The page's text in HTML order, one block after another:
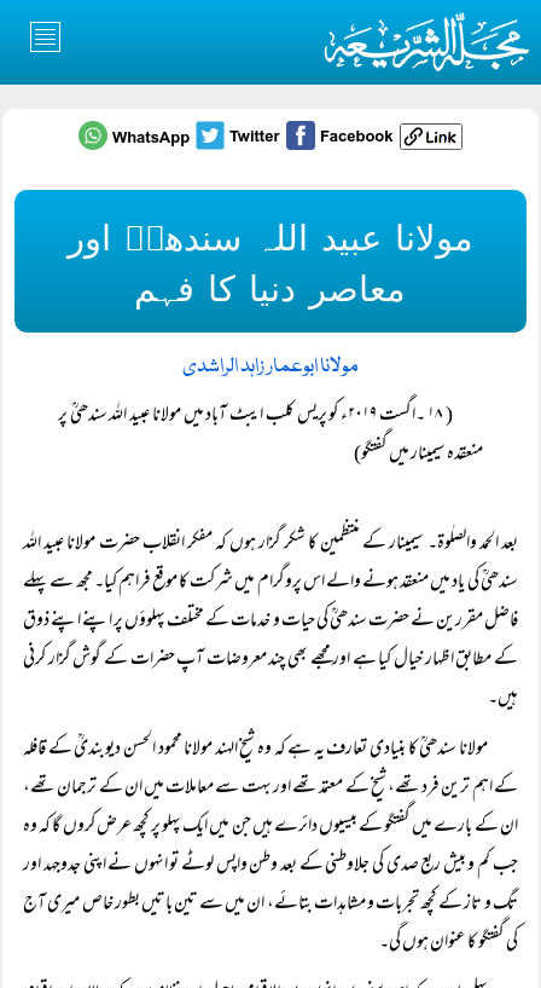
مولانا عبید اللہ سندھیؒ اور
معاصر دنیا کا فہم
مولانا ابوعمار زاہد الراشدی
( ۱۸ ۔اگست ۲۰۱۹ء کو پریس کلب ایبٹ آباد میں مولانا عبید اللہ سندھیؒ پر
منعقدہ سیمینار میں گفتگو)
بعد الحمد والصلٰوۃ۔ سیمینار کے منتظمین کا شکر گزار ہوں کہ مفکر انقلاب حضرت مولانا عبید اللہ
سندھیؒ کی یاد میں منعقد ہونے والے اس پروگرام میں شرکت کا موقع فراہم کیا۔ مجھ سے پہلے
فاضل مقررین نے حضرت سندھیؒ کی حیات و خدمات کے مختلف پہلوؤں پر اپنے اپنے ذوق
کے مطابق اظہار خیال کیا ہے اور مجھے بھی چند معروضات آپ حضرات کے گوش گزار کرنی
ہیں۔
مولانا سندھیؒ کا بنیادی تعارف یہ ہے کہ وہ شیخ الہند مولانا محمود الحسن دیوبندیؒ کے قافلہ
کے اہم ترین فرد تھے، شیخ کے معتمد تھے اور بہت سے معاملات میں ان کے ترجمان تھے،
ان کے بارے میں گفتگو کے بیسیوں دائرے ہیں جن میں ایک پہلو پر کچھ عرض کروں گا کہ وہ
جب کم و بیش ربع صدی کی جلاوطنی کے بعد وطن واپس لوٹے تو انہوں نے اپنی جدوجہد اور
تگ و تاز کے کچھ تجربات و مشاہدات بتائے، ان میں سے تین باتیں بطور خاص میری آج
کی گفتگو کا عنوان ہوں گی۔